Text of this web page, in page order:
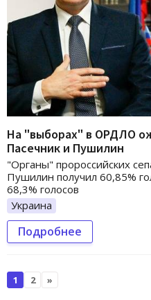
На "выборах" в ОРДЛО
Пасечник и Пушилин
"Органы" пророссийских
Пушилин получил 60,85%
68,3% голосов
Украина
Подробнее
1 2 »